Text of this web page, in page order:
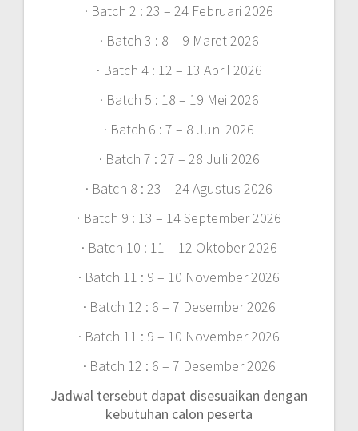
· Batch 2 : 23 – 24 Februari 2026
· Batch 3 : 8 – 9 Maret 2026
· Batch 4 : 12 – 13 April 2026
· Batch 5 : 18 – 19 Mei 2026
· Batch 6 : 7 – 8 Juni 2026
· Batch 7 : 27 – 28 Juli 2026
· Batch 8 : 23 – 24 Agustus 2026
· Batch 9 : 13 – 14 September 2026
· Batch 10 : 11 – 12 Oktober 2026
· Batch 11 : 9 – 10 November 2026
· Batch 12 : 6 – 7 Desember 2026
· Batch 11 : 9 – 10 November 2026
· Batch 12 : 6 – 7 Desember 2026
Jadwal tersebut dapat disesuaikan dengan
kebutuhan calon peserta